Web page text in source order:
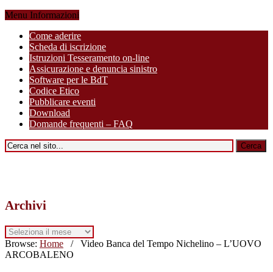
Menu Informazioni
Come aderire
Scheda di iscrizione
Istruzioni Tesseramento on-line
Assicurazione e denuncia sinistro
Software per le BdT
Codice Etico
Pubblicare eventi
Download
Domande frequenti – FAQ
Archivi
Archivi
Browse: Home /
Video Banca del Tempo Nichelino – L’UOVO
ARCOBALENO